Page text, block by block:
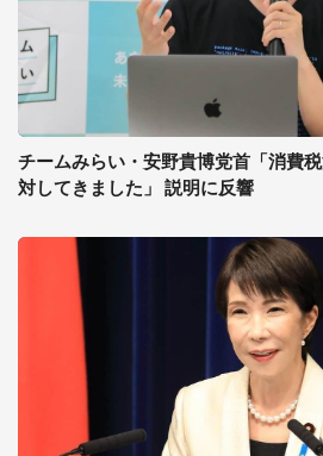
チームみらい・安野貴博党首「消費
対してきました」 説明に反響